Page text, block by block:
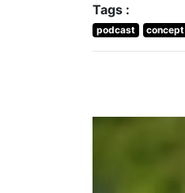
Tags :
podcast concept